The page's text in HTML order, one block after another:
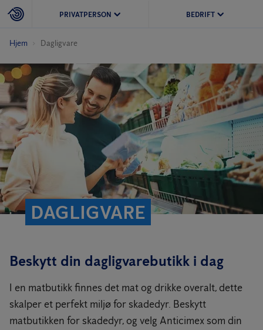
PRIVATPERSON BEDRIFT
Hjem Dagligvare
DAGLIGVARE
Beskytt din dagligvarebutikk i dag
I en matbutikk finnes det mat og drikke overalt, dette
skalper et perfekt miljø for skadedyr. Beskytt
matbutikken for skadedyr, og velg Anticimex som din